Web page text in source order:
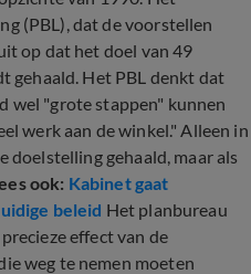
(PBL), dat de voorstellen
op dat het doel van 49
gehaald. Het PBL denkt dat
wel "grote stappen" kunnen
werk aan de winkel." Alleen in
doelstelling gehaald, maar als
ook: Kabinet gaat
beleid Het planbureau
effect van de
weg te nemen moeten